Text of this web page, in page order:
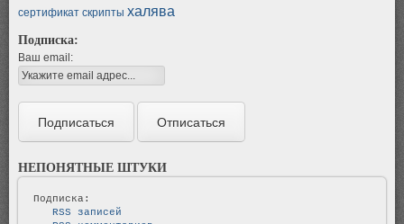
сертификат скрипты халява
Подписка:
Ваш email:
НЕПОНЯТНЫЕ ШТУКИ
   RSS записей